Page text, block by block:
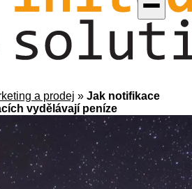
a prodej » Jak notifikace
vydělávají peníze